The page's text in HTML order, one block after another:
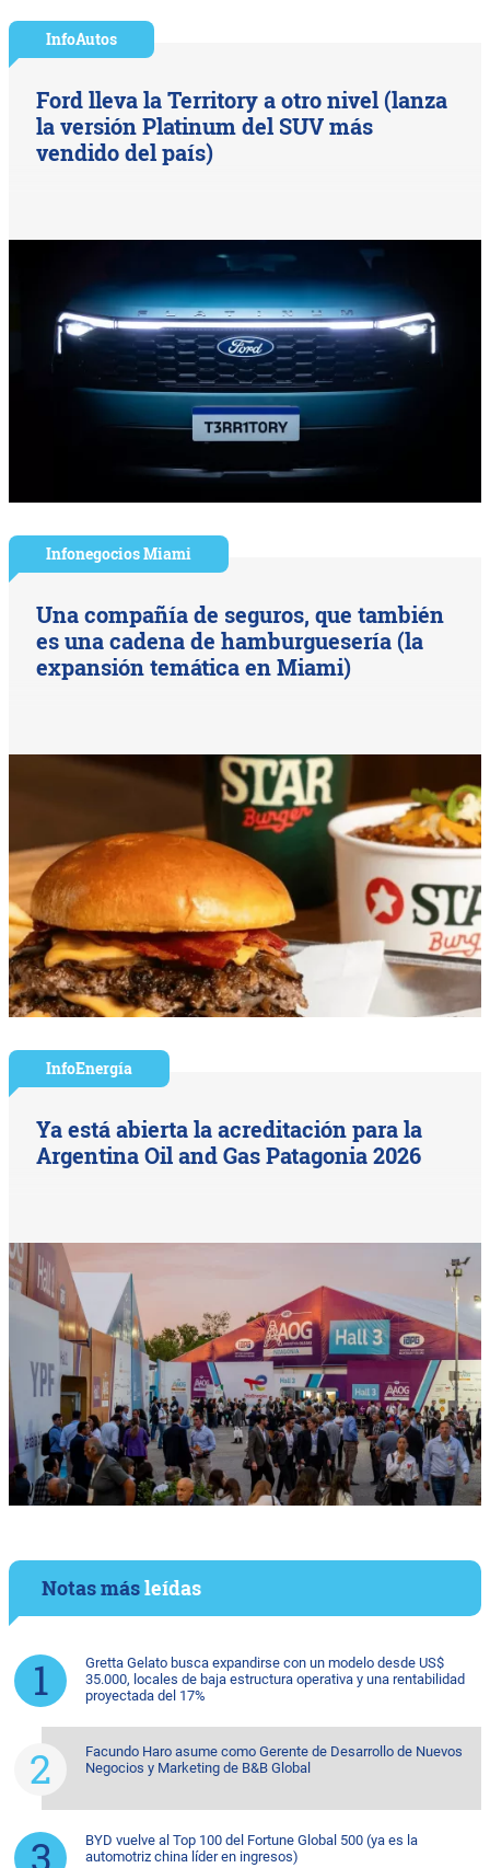
InfoAutos
Ford lleva la Territory a otro nivel (lanza
la versión Platinum del SUV más
vendido del país)
Infonegocios Miami
Una compañía de seguros, que también
es una cadena de hamburguesería (la
expansión temática en Miami)
InfoEnergía
Ya está abierta la acreditación para la
Argentina Oil and Gas Patagonia 2026
Notas másleídas
Gretta Gelato busca expandirse con un modelo desde US$
35.000, locales de baja estructura operativa y una rentabilidad
proyectada del 17%
Facundo Haro asume como Gerente de Desarrollo de Nuevos
Negocios y Marketing de B&B Global
BYD vuelve al Top 100 del Fortune Global 500 (ya es la
automotriz china líder en ingresos)